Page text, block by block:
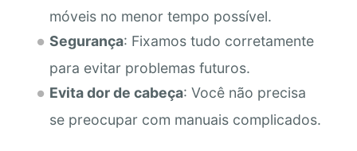
móveis no menor tempo possível.
Segurança: Fixamos tudo corretamente
para evitar problemas futuros.
Evita dor de cabeça: Você não precisa
se preocupar com manuais complicados.